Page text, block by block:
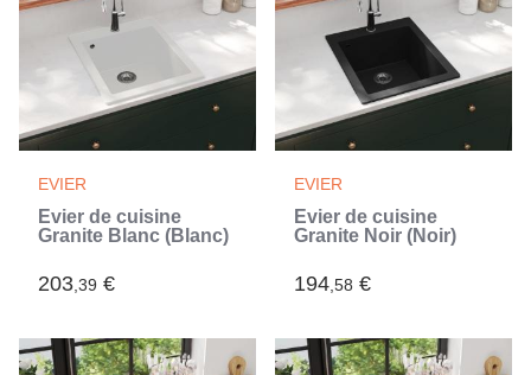
EVIER
Évier de cuisine
Granite Blanc (Blanc)
203,39 €
EVIER
Évier de cuisine
Granite Noir (Noir)
194,58 €